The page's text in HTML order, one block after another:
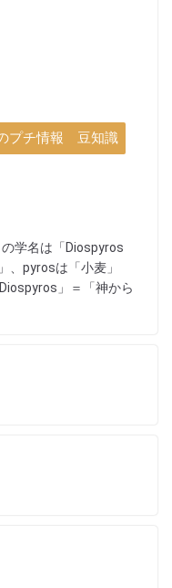
プチ情報 豆知識
学名は「Diospyros
、pyrosは「小麦」
」＝「神から